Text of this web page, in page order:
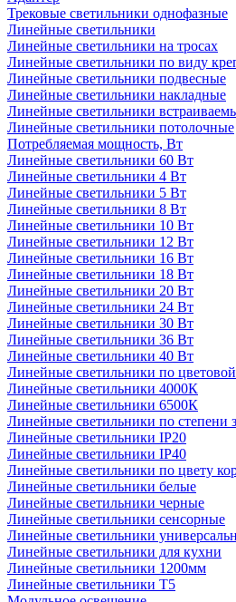
Трековые светильники однофазные
Линейные светильники
Линейные светильники на тросах
Линейные светильники по виду
Линейные светильники подвесные
Линейные светильники накладные
Линейные светильники
Линейные светильники потолочные
Потребляемая мощность, Вт
Линейные светильники 60 Вт
Линейные светильники 4 Вт
Линейные светильники 5 Вт
Линейные светильники 8 Вт
Линейные светильники 10 Вт
Линейные светильники 12 Вт
Линейные светильники 16 Вт
Линейные светильники 18 Вт
Линейные светильники 20 Вт
Линейные светильники 24 Вт
Линейные светильники 30 Вт
Линейные светильники 36 Вт
Линейные светильники 40 Вт
Линейные светильники по
Линейные светильники 4000К
Линейные светильники 6500К
Линейные светильники по степени
Линейные светильники IP20
Линейные светильники IP40
Линейные светильники по цвету
Линейные светильники белые
Линейные светильники черные
Линейные светильники сенсорные
Линейные светильники
Линейные светильники для кухни
Линейные светильники 1200мм
Линейные светильники Т5